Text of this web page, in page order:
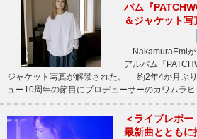
バム『
＆ジャケット写
NakamuraEmiが
アルバム『
ジャケット写真が解禁された。 約2年4か月ぶ
ュー10周年の節目にプロデューサーのカワムラ
＜ライブレポ
最新曲ととも